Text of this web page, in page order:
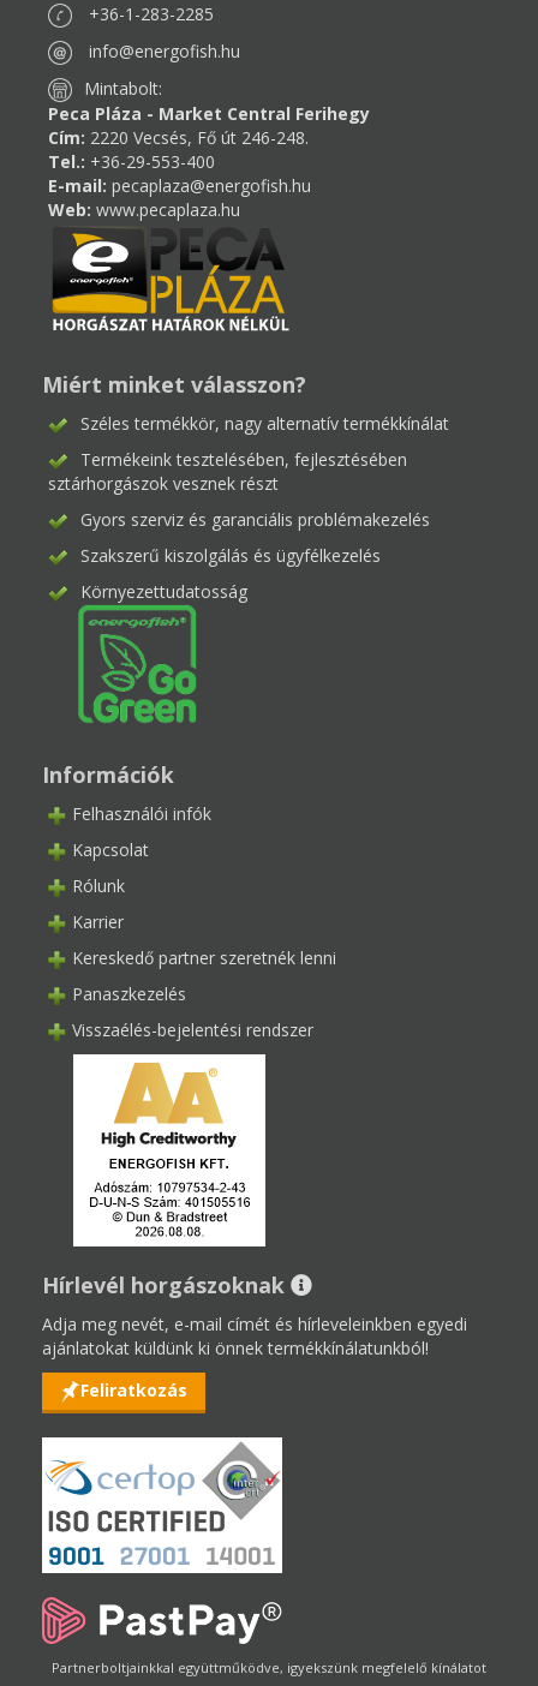
+36-1-283-2285
info@energofish.hu
Mintabolt:
Peca Pláza - Market Central Ferihegy
Cím: 2220 Vecsés, Fő út 246-248.
Tel.: +36-29-553-400
E-mail: pecaplaza@energofish.hu
Web: www.pecaplaza.hu
Miért minket válasszon?
Széles termékkör, nagy alternatív termékkínálat
Termékeink tesztelésében, fejlesztésében
sztárhorgászok vesznek részt
Gyors szerviz és garanciális problémakezelés
Szakszerű kiszolgálás és ügyfélkezelés
Környezettudatosság
Információk
Felhasználói infók
Kapcsolat
Rólunk
Karrier
Kereskedő partner szeretnék lenni
Panaszkezelés
Visszaélés-bejelentési rendszer
Hírlevél horgászoknak
Adja meg nevét, e-mail címét és hírleveleinkben egyedi
ajánlatokat küldünk ki önnek termékkínálatunkból!
Feliratkozás
Partnerboltjainkkal együttműködve, igyekszünk megfelelő kínálatot